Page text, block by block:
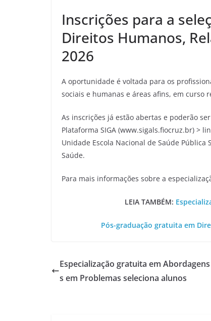
Inscrições para a
Direitos Humanos,
2026
A oportunidade é voltada para os
sociais e humanas e áreas afins, em curso
As inscrições já estão abertas e poderão
Plataforma SIGA (www.sigals.fiocruz.br) >
Unidade Escola Nacional de Saúde Pública
Saúde.
Para mais informações sobre a
LEIA TAMBÉM:
Pós-graduação gratuita em
Especialização gratuita em
s em Problemas seleciona alunos